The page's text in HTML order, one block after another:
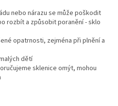
nebo nárazu se může poškodit
rozbít a způsobit poranění - sklo
opatrnosti, zejména při plnění a
dětí
sklenice omýt, mohou